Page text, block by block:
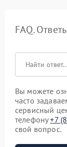
FAQ.
Вы можете
часто
сервисный
телефону+7
свой вопрос.